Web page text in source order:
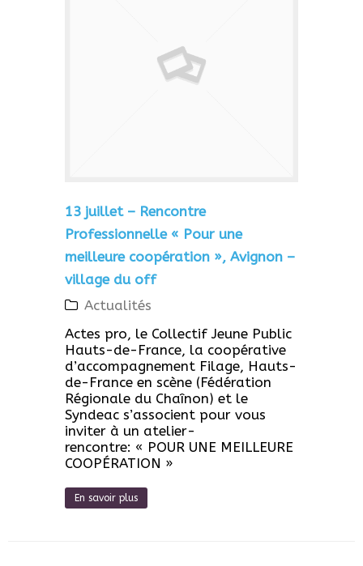
13 juillet – Rencontre
Professionnelle « Pour une
meilleure coopération », Avignon –
village du off
Actualités
Actes pro, le Collectif Jeune Public
Hauts-de-France, la coopérative
d’accompagnement Filage, Hauts-
de-France en scène (Fédération
Régionale du Chaînon) et le
Syndeac s’associent pour vous
inviter à un atelier-
rencontre: « POUR UNE MEILLEURE
COOPÉRATION »
En savoir plus